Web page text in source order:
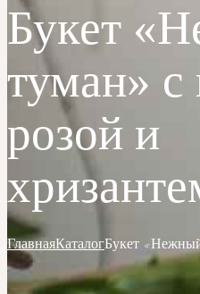
Букет
туман» с
розой и
ГлавнаяКаталогБукет